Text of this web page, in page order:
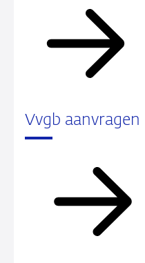
Vvgb aanvragen